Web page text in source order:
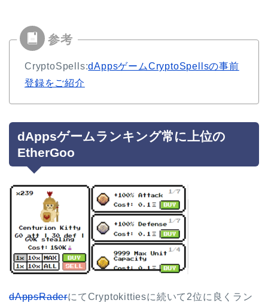
CryptoSpells:dAppsゲームCryptoSpellsの事前
登録をご紹介
dAppsゲームランキング常に上位の
EtherGoo
dAppsRaderにてCryptokittiesに続いて2位に良くラン